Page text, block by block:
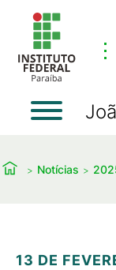
⋮
Notícias
13 DE